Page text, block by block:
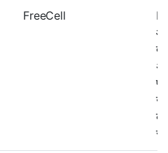
FreeCell